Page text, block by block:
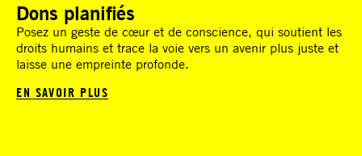
Dons planifiés
Posez un geste de cœur et de conscience, qui soutient les
droits humains et trace la voie vers un avenir plus juste et
laisse une empreinte profonde.
EN SAVOIR PLUS